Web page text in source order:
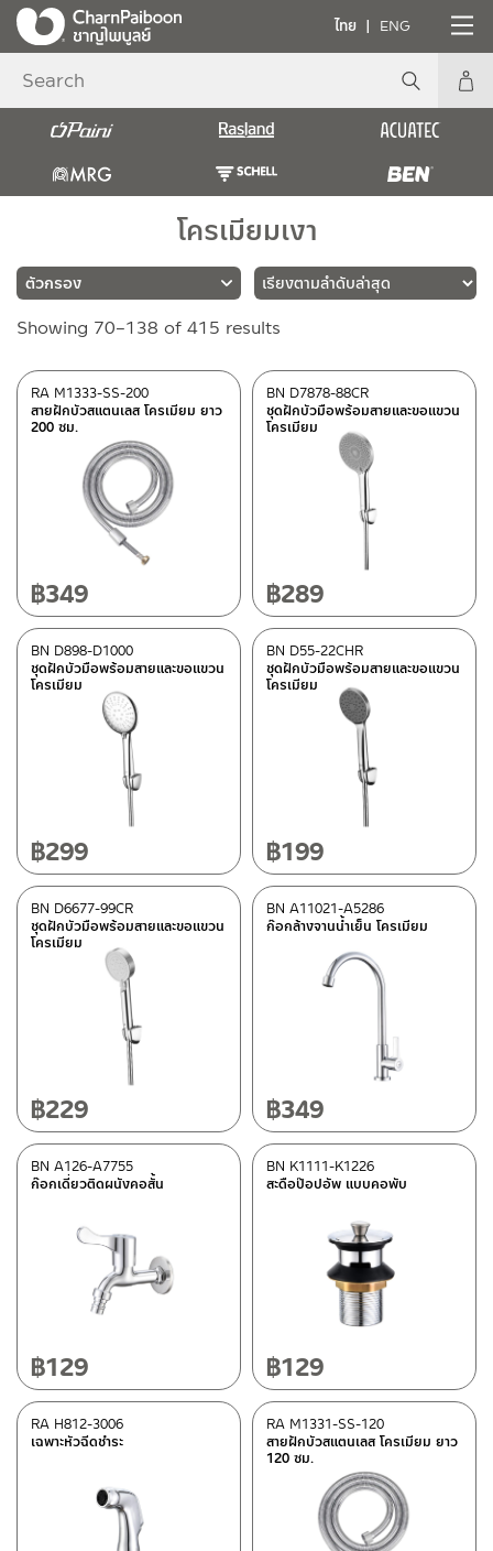
ไทย ENG
โครเมียมเงา
แบรนด์
PAINI(24)
RASLAND
MRG (3)
SCHELL(6)
(115)
FORNARA
ประเภท
สายฝักบัว (6)
อุปกรณ์ตกแต่งห้องน้ำ
(59)
(114)
ก๊อกซิงค์อ่างล้างจาน
สายฉีดชำระ
วาล์วลอย(69)
อุปกรณ์เสริมติดตั้ง(11)
เรนชาวเวอร์
ท่อน้ำทิ้ง(18)
สะดืออ่าง (12)
วาล์วฝังกำแพง
วาล์วขับล้างโถปัสสาวะชาย
วัสดุ
สแตนเลส เกรด 304
ดูรายละเอียดวัสดุแยกชิ้น ในรายละเอียดวัสดุ
(101)
(3)
พลาสติก ABS
อลูมิเนียม
สแตนเลส
ทองเหลือง
Showing 70–138 of 415 results
latest
สายฝักบัวสแตนเลส โครเมียม ยาว
200 ซม.
RA M1333-SS-200
฿349
ชุดฝักบัวมือพร้อมสายและขอแขวน
โครเมียม
BN D7878-88CR
฿289
ชุดฝักบัวมือพร้อมสายและขอแขวน
โครเมียม
BN D898-D1000
฿299
ชุดฝักบัวมือพร้อมสายและขอแขวน
โครเมียม
BN D55-22CHR
฿199
ชุดฝักบัวมือพร้อมสายและขอแขวน
โครเมียม
BN D6677-99CR
฿229
ก๊อกล้างจานน้ำเย็น โครเมียม
BN A11021-A5286
฿349
ก๊อกเดี่ยวติดผนังคอสั้น
BN A126-A7755
฿129
สะดือป๊อปอัพ แบบคอพับ
BN K1111-K1226
฿129
เฉพาะหัวฉีดชำระ
RA H812-3006
สายฝักบัวสแตนเลส โครเมียม ยาว
120 ซม.
RA M1331-SS-120